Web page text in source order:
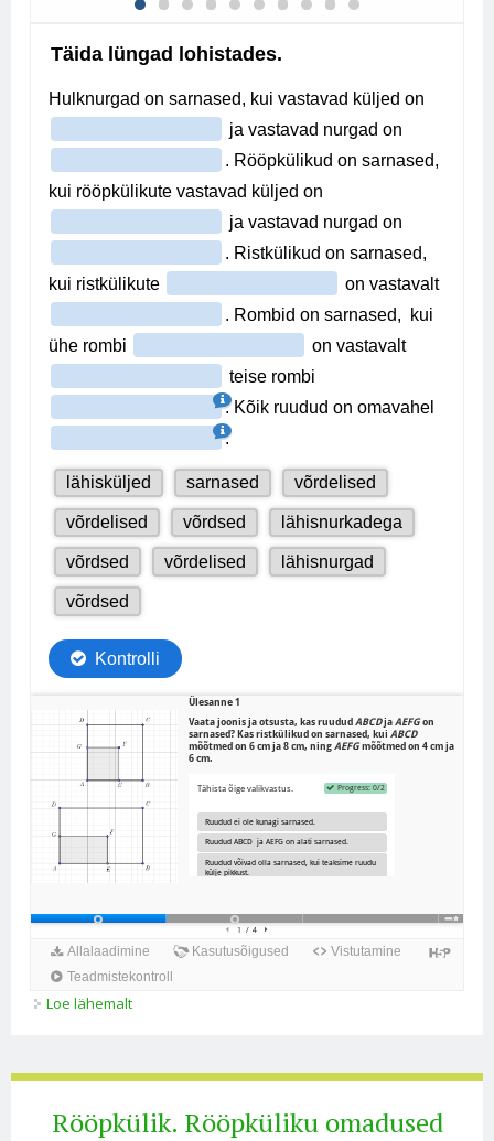
Loe lähemalt
Rööpkülik. Rööpküliku omadused